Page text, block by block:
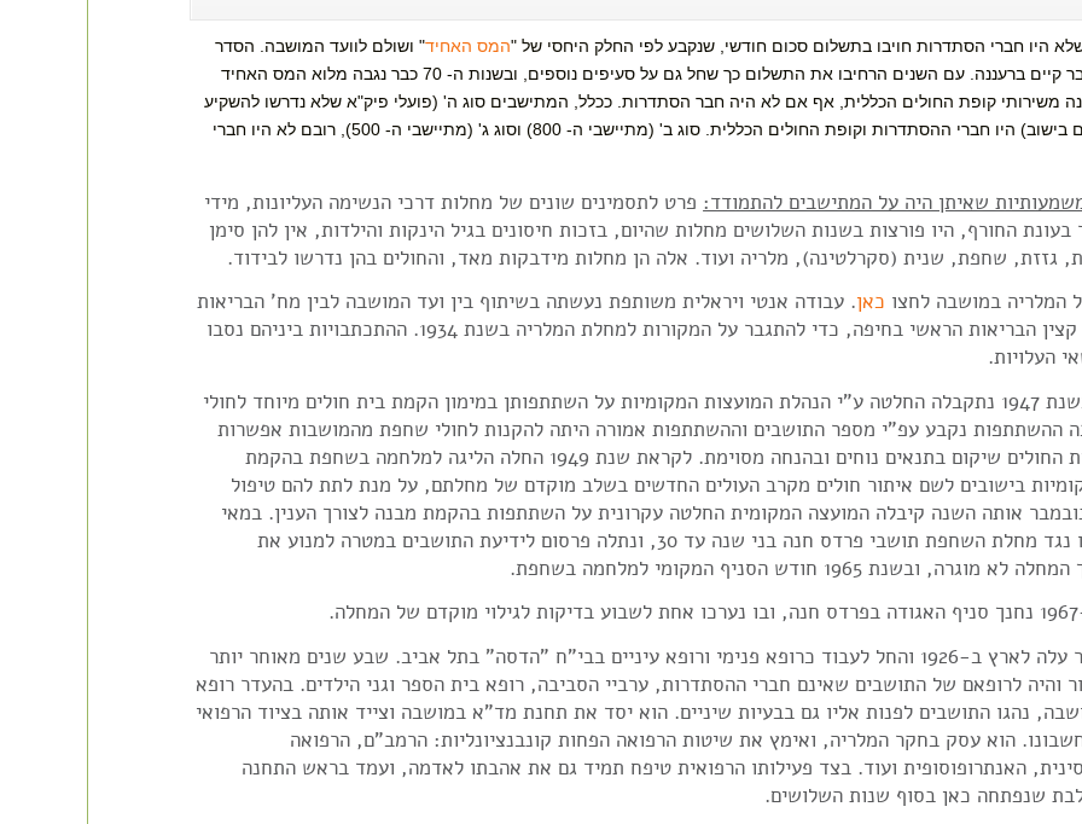
היו חברי הסתדרות חויבו בתשלום סכום חודשי, שנקבע לפי החלק היחסי של "המס האחיד" ושולם לוועד המושבה. הסדר
דומה היה כבר קיים ברעננה. עם השנים הרחיבו את התשלום כך שחל גם על סעיפים נוספים, ובשנות ה- 70 כבר נגבה מלוא המס האחיד
משירותי קופת החולים הכללית, אף אם לא היה חבר הסתדרות. ככלל, המתישבים סוג ה' (פועלי פיק"א שלא נדרשו להשקיע
כסף במגורים בישוב) היו חברי ההסתדרות וקופת החולים הכללית. סוג ב' (מתיישבי ה- 800) וסוג ג' (מתיישבי ה- 500), רובם לא היו חברי
שאיתן היה על המתישבים להתמודד: פרט לתסמינים שונים של מחלות דרכי הנשימה העליונות‮, ‬מידי
החורף‮, ‬היו פורצות בשנות השלושים‮ ‬מחלות שהיום, בזכות חיסונים בגיל הינקות והילדות, אין להן סימן
‬גזזת‮, ‬שחפת‮, ‬שנית (סקרלטינה), מלריה ועוד‮. אלה הן מחלות מידבקות מאד, והחולים בהן נדרשו לבידוד.
המלריה במושבה לחצו כאן. עבודה אנטי ויראלית משותפת נעשתה בשיתוף בין ועד המושבה לבין מח' הבריאות
העממית – קצין הבריאות הראשי בחיפה, כדי להתגבר על המקורות למחלת המלריה בשנת 1934. ההתכתבויות ביניהם נסבו
העלויות.
– בשנת 1947 נתקבלה החלטה ע"י הנהלת המועצות המקומיות על השתתפותן במימון הקמת בית חולים מיוחד לחולי
ההשתתפות נקבע עפ"י מספר התושבים וההשתתפות אמורה היתה להקנות לחולי שחפת מהמושבות אפשרות
אשפוז בבית החולים שיקום בתנאים נוחים ובהנחה מסוימת. לקראת שנת 1949 החלה הליגה למלחמה בשחפת בהקמת
בישובים לשם איתור חולים מקרב העולים החדשים בשלב מוקדם של מחלתם, על מנת לתת להם טיפול
אותה השנה קיבלה המועצה המקומית החלטה עקרונית על השתתפות בהקמת מבנה לצורך הענין. במאי
1950 חוסנו נגד מחלת השחפת תושבי פרדס חנה בני שנה עד 30, ונתלה פרסום לידיעת התושבים במטרה למנוע את
ובשנת 1965 חודש הסניף המקומי למלחמה בשחפת.
עלה לארץ ב-‮6291 ‬והחל לעבוד כרופא פנימי ורופא עיניים בבי"ח‮ "‬הדסה‮" ‬בתל אביב‮. ‬שבע שנים מאוחר יותר
והיה לרופאם של התושבים שאינם חברי ההסתדרות‮, ‬ערביי הסביבה‮, ‬רופא בית הספר וגני הילדים‮. ‬בהעדר רופא
‬נהגו התושבים לפנות אליו גם בבעיות שיניים‮. ‬הוא יסד את תחנת מד"א במושבה וצייד אותה בציוד הרפואי
‬הוא עסק בחקר המלריה‮, ‬ואימץ את שיטות הרפואה הפחות קונבנציונליות‮: ‬הרמב"ם‮, ‬הרפואה
‬האנתרופוסופית ועוד‮. ‬בצד פעילותו הרפואית טיפח תמיד גם את אהבתו לאדמה‮, ‬ועמד בראש התחנה
שנפתחה כאן בסוף שנות השלושים‮.‬